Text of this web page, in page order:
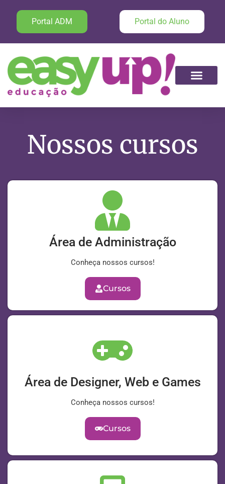
Portal do Aluno
Portal ADM
Nossos cursos
Área de Administração
Conheça nossos cursos!
Cursos
Área de Designer, Web e Games
Conheça nossos cursos!
Cursos